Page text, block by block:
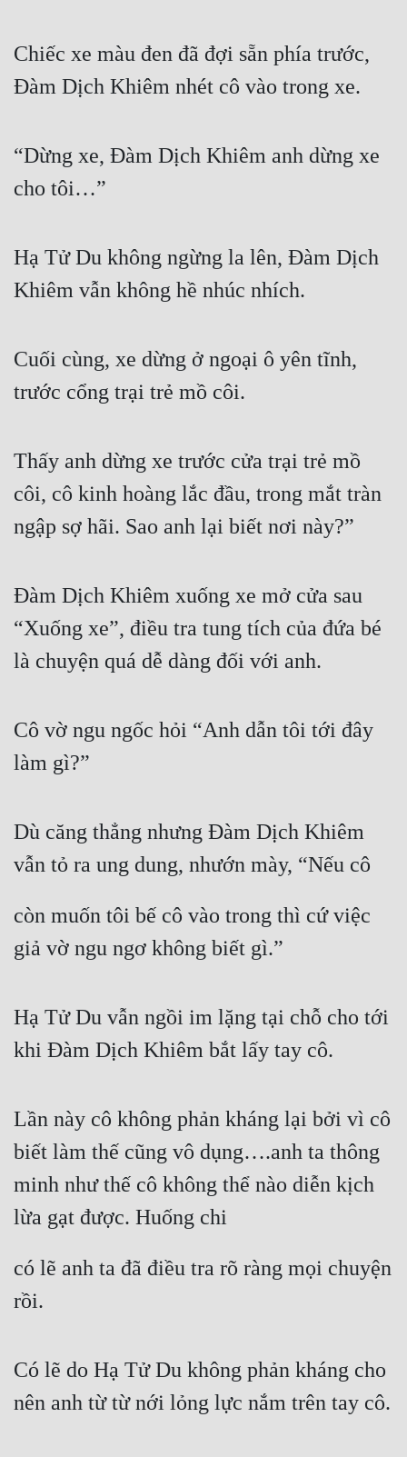
Chiếc xe màu đen đã đợi sẵn phía trước,
Đàm Dịch Khiêm nhét cô vào trong xe.
“Dừng xe, Đàm Dịch Khiêm anh dừng xe
cho tôi…”
Hạ Tử Du không ngừng la lên, Đàm Dịch
Khiêm vẫn không hề nhúc nhích.
Cuối cùng, xe dừng ở ngoại ô yên tĩnh,
trước cổng trại trẻ mồ côi.
Thấy anh dừng xe trước cửa trại trẻ mồ
côi, cô kinh hoàng lắc đầu, trong mắt tràn
ngập sợ hãi. Sao anh lại biết nơi này?”
Đàm Dịch Khiêm xuống xe mở cửa sau
“Xuống xe”, điều tra tung tích của đứa bé
là chuyện quá dễ dàng đối với anh.
Cô vờ ngu ngốc hỏi “Anh dẫn tôi tới đây
làm gì?”
Dù căng thẳng nhưng Đàm Dịch Khiêm
vẫn tỏ ra ung dung, nhướn mày, “Nếu cô
còn muốn tôi bế cô vào trong thì cứ việc
giả vờ ngu ngơ không biết gì.”
Hạ Tử Du vẫn ngồi im lặng tại chỗ cho tới
khi Đàm Dịch Khiêm bắt lấy tay cô.
Lần này cô không phản kháng lại bởi vì cô
biết làm thế cũng vô dụng….anh ta thông
minh như thế cô không thể nào diễn kịch
lừa gạt được. Huống chi
có lẽ anh ta đã điều tra rõ ràng mọi chuyện
rồi.
Có lẽ do Hạ Tử Du không phản kháng cho
nên anh từ từ nới lỏng lực nắm trên tay cô.